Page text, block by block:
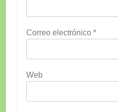
Correo electrónico *
Web